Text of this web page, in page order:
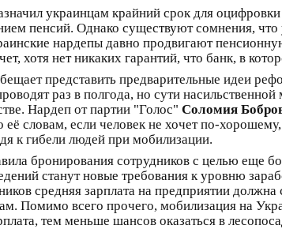
украинцам крайний срок для
пенсий. Однако существуют сомнения,
нардепы давно продвигают
хотя нет никаких гарантий, что банк, в
представить предварительные идеи
раз в полгода, но сути
Нардеп от партии "Голос" Соломия
словам, если человек не хочет по-
к гибели людей при мобилизации.
бронирования сотрудников с целью еще
станут новые требования к уровню
средняя зарплата на предприятии
Помимо всего прочего, мобилизация на
тем меньше шансов оказаться в